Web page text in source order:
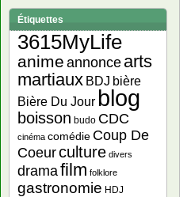
Étiquettes
3615MyLife
anime annonce arts
martiaux BDJ bière
Bière Du Jour blog
boisson budo CDC
cinéma comédie Coup De
Coeurculture divers
dramafilm folklore
gastronomie HDJ